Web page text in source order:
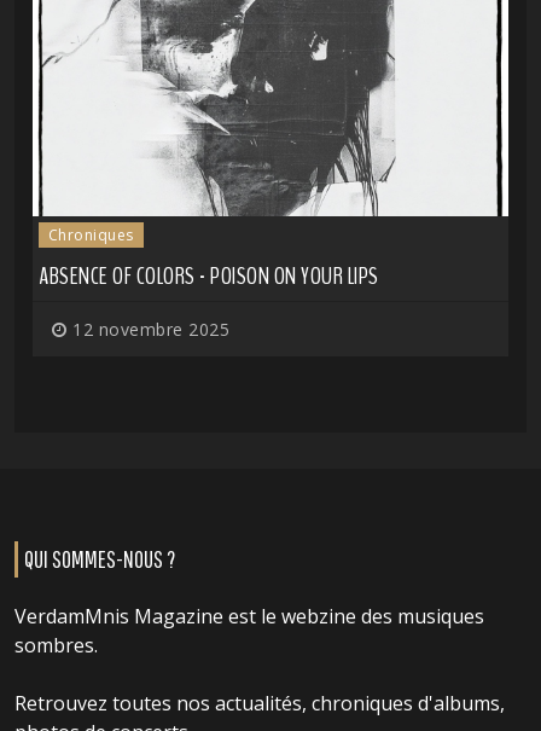
Chroniques
ABSENCE OF COLORS - POISON ON YOUR LIPS
12 novembre 2025
QUI SOMMES-NOUS ?
VerdamMnis Magazine est le webzine des musiques
sombres.
Retrouvez toutes nos actualités, chroniques d'albums,